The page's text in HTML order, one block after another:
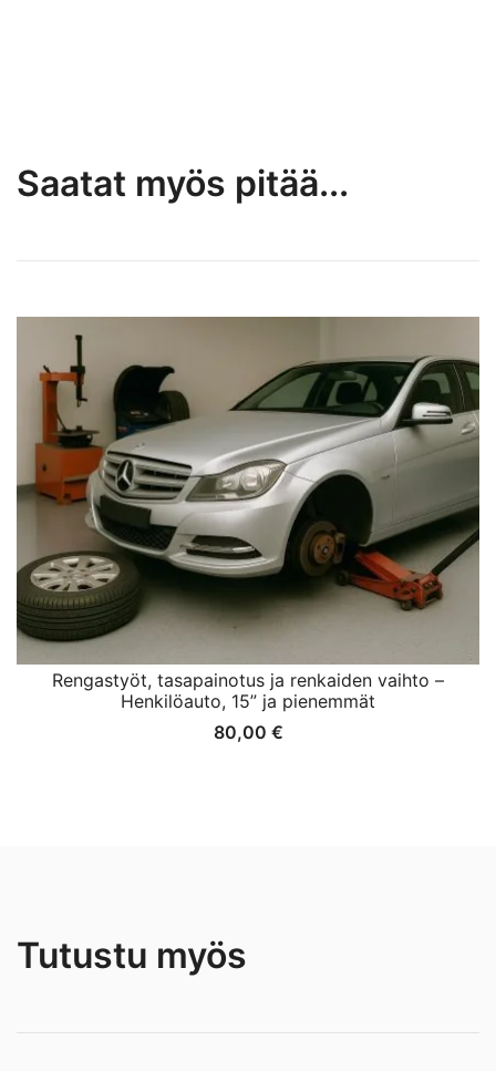
Saatat myös pitää...
Rengastyöt, tasapainotus ja renkaiden vaihto –
Henkilöauto, 15” ja pienemmät
80,00 €
Tutustu myös